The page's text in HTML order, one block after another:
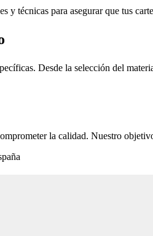
y técnicas para asegurar que tus
Desde la selección del
la calidad. Nuestro